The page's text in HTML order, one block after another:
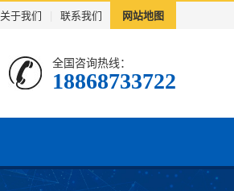
关于我们 联系我们 网站地图
全国咨询热线：
18868733722